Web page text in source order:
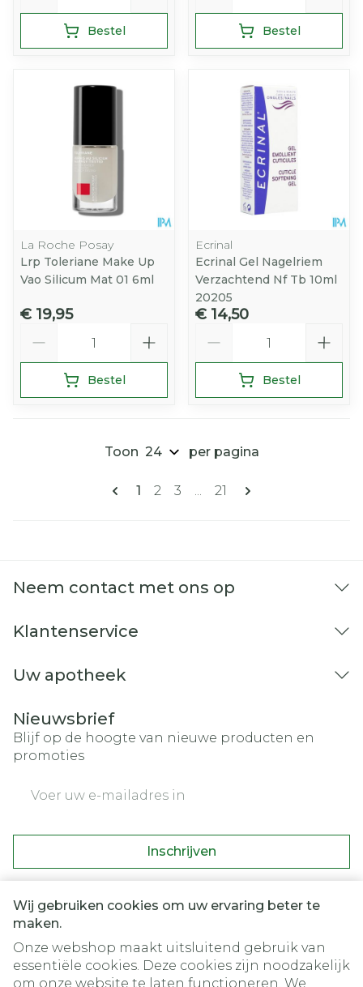
Wij gebruiken cookies om uw ervaring beter te
maken.
Onze webshop maakt uitsluitend gebruik van
essentiële cookies. Deze cookies zijn noodzakelijk
om onze website te laten functioneren. We
Bestel Bestel
La Roche Posay
Lrp Toleriane Make Up
Vao Silicum Mat 01 6ml
€ 19,95
Bestel
Ecrinal
Ecrinal Gel Nagelriem
Verzachtend Nf Tb 10ml
20205
€ 14,50
Bestel
Pagina's
U lees momenteel pagina
1 Pagina
2 Pagina
3 ... Pagina
21
Toon per pagina
Neem contact met ons op
Klantenservice
Uw apotheek
Nieuwsbrief
Blijf op de hoogte van nieuwe producten en
promoties
Inschrijven
nieuwsbrief en gaat u akkoord met onzeprivacy policy